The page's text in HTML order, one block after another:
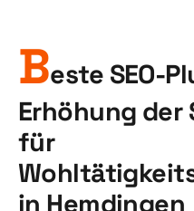
Beste SEO-
Erhöhung
für
in Hemdingen